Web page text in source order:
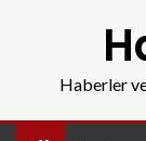
Haberler